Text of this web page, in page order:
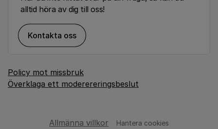
alltid höra av dig till oss!
Kontakta oss
Policy mot missbruk
Överklaga ett moderereringsbeslut
Allmänna villkor Hantera cookies